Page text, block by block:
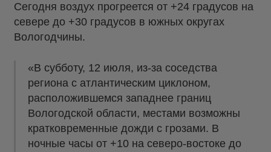
Сегодня воздух прогреется от +24 градусов на
севере до +30 градусов в южных округах
Вологодчины.
«В субботу, 12 июля, из-за соседства
региона с атлантическим циклоном,
расположившемся западнее границ
Вологодской области, местами возможны
кратковременные дожди с грозами. В
ночные часы от +10 на северо-востоке до